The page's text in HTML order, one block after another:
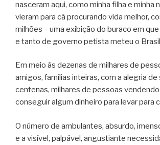
nasceram aqui, como minha filha e minha
vieram para cá procurando vida melhor,
milhões – uma exibição do buraco em
e tanto de governo petista meteu o
Em meio às dezenas de milhares de
amigos, famílias inteiras, com a alegria de
centenas, milhares de pessoas
conseguir algum dinheiro para levar para
O número de ambulantes, absurdo,
e a visível, palpável, angustiante